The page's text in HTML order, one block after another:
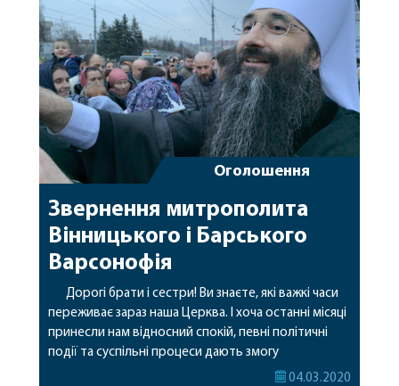
Оголошення
Звернення митрополита
Вінницького і Барського
Варсонофія
Дорогі брати і сестри! Ви знаєте, які важкі часи
переживає зараз наша Церква. І хоча останні місяці
принесли нам відносний спокій, певні політичні
події та суспільні процеси дають змогу
передбачити, що найближчим часом церковні04.03.2020